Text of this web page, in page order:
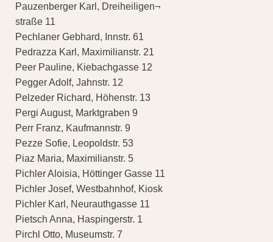
Pauzenberger Karl, Dreiheiligen¬
straße 11
Pechlaner Gebhard, Innstr. 61
Pedrazza Karl, Maximilianstr. 21
Peer Pauline, Kiebachgasse 12
Pegger Adolf, Jahnstr. 12
Pelzeder Richard, Höhenstr. 13
Pergi August, Marktgraben 9
Perr Franz, Kaufmannstr. 9
Pezze Sofie, Leopoldstr. 53
Piaz Maria, Maximilianstr. 5
Pichler Aloisia, Höttinger Gasse 11
Pichler Josef, Westbahnhof, Kiosk
Pichler Karl, Neurauthgasse 11
Pietsch Anna, Haspingerstr. 1
Pirchl Otto, Museumstr. 7